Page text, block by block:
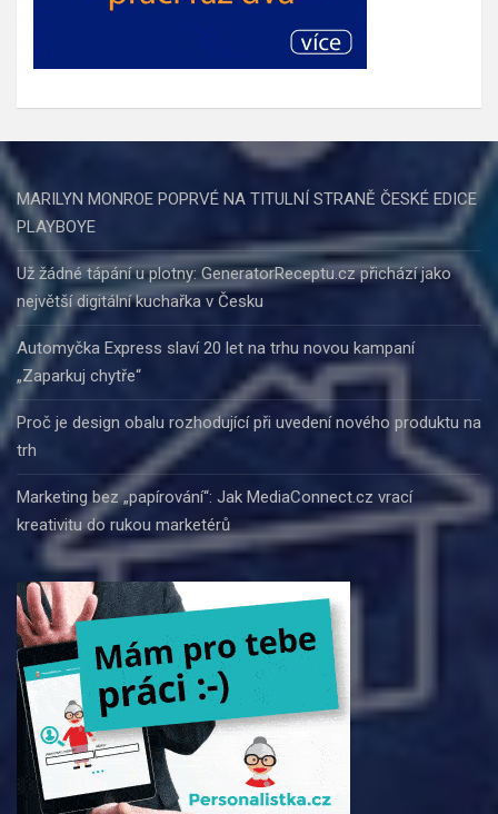
MARILYN MONROE POPRVÉ NA TITULNÍ STRANĚ ČESKÉ EDICE
PLAYBOYE
Už žádné tápání u plotny: GeneratorReceptu.cz přichází jako
největší digitální kuchařka v Česku
Automyčka Express slaví 20 let na trhu novou kampaní
„Zaparkuj chytře“
Proč je design obalu rozhodující při uvedení nového produktu na
trh
Marketing bez „papírování“: Jak MediaConnect.cz vrací
kreativitu do rukou marketérů